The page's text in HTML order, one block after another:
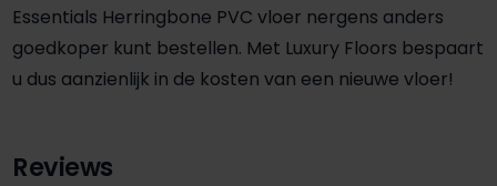
Essentials Herringbone PVC vloer nergens anders
goedkoper kunt bestellen. Met Luxury Floors bespaart
u dus aanzienlijk in de kosten van een nieuwe vloer!
Reviews